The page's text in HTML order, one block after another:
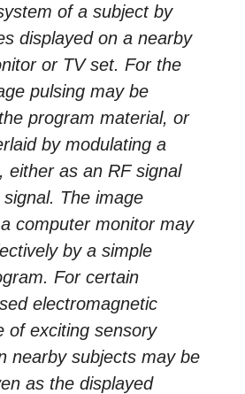
of a subject by
displayed on a nearby
or TV set. For the
pulsing may be
program material, or
by modulating a
either as an RF signal
The image
computer monitor may
by a simple
For certain
electromagnetic
of exciting sensory
nearby subjects may be
as the displayed